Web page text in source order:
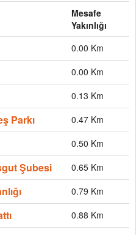
Mesafe
Yakınlığı
0.00 Km
0.00 Km
0.13 Km
Parkı 0.47 Km
0.50 Km
Şubesi 0.65 Km
0.79 Km
0.88 Km